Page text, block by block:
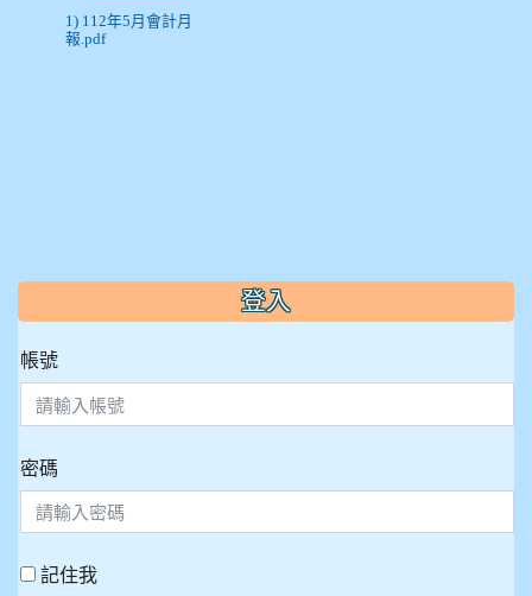
1) 112年5月會計月
報.pdf
::: 登入
帳號
密碼
記住我